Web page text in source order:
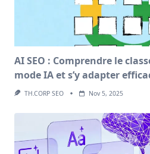
AI SEO : Comprendre le
mode IA et s’y adapter
TH.CORP SEO Nov 5, 2025